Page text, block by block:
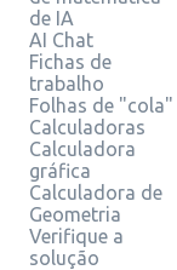
de IA
AI Chat
Fichas de
trabalho
Folhas de "cola"
Calculadoras
Calculadora
gráfica
Calculadora de
Geometria
Verifique a
solução